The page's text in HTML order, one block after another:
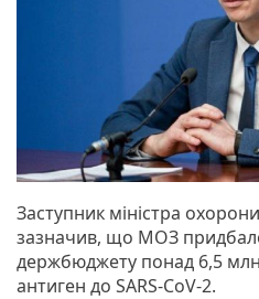
Заступник міністра
зазначив, що МОЗ
держбюджету понад 6,5 млн
антиген до SARS-CoV-2.